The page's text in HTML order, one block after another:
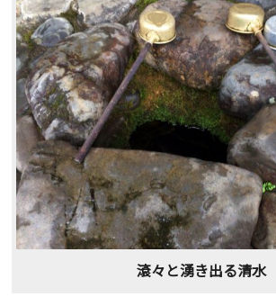
滾々と湧き出る清水